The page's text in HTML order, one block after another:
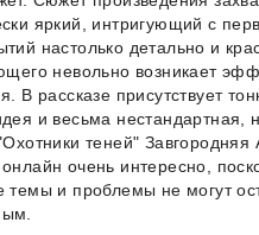
яркий, интригующий с
настолько детально и
невольно возникает
В рассказе присутствует
и весьма нестандартная,
теней" Завгородняя
очень интересно,
темы и проблемы не могут